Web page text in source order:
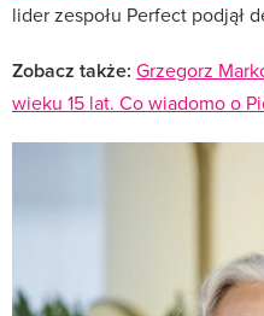
lider zespołu Perfect podjął
Zobacz także: Grzegorz
wieku 15 lat. Co wiadomo o